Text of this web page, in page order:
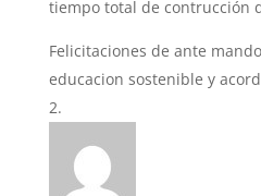
tiempo total de contrucción
Felicitaciones de ante
educacion sostenible y